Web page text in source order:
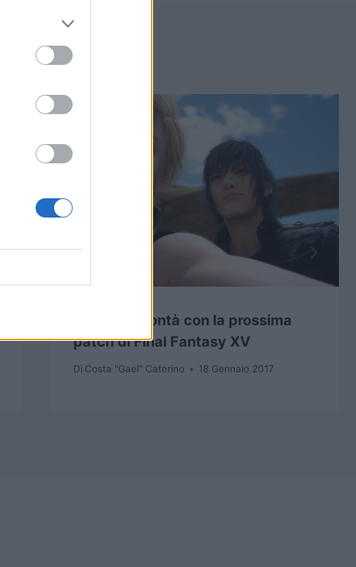
Selfie a volontà con la prossima
patch di Final Fantasy XV
Di Costa "Gael" Caterino 18 Gennaio 2017